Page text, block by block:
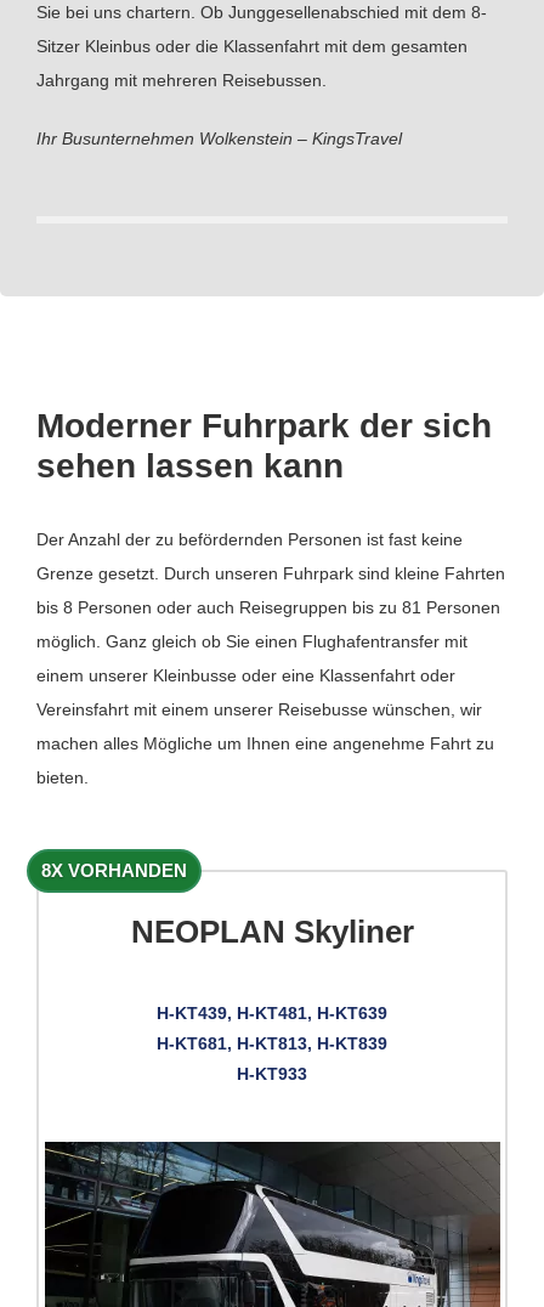
Sie bei uns chartern. Ob Junggesellenabschied mit dem 8-
Sitzer Kleinbus oder die Klassenfahrt mit dem gesamten
Jahrgang mit mehreren Reisebussen.
Ihr Busunternehmen Wolkenstein – KingsTravel
Moderner Fuhrpark der sich
sehen lassen kann
Der Anzahl der zu befördernden Personen ist fast keine
Grenze gesetzt. Durch unseren Fuhrpark sind kleine Fahrten
bis 8 Personen oder auch Reisegruppen bis zu 81 Personen
möglich. Ganz gleich ob Sie einen Flughafentransfer mit
einem unserer Kleinbusse oder eine Klassenfahrt oder
Vereinsfahrt mit einem unserer Reisebusse wünschen, wir
machen alles Mögliche um Ihnen eine angenehme Fahrt zu
bieten.
8X VORHANDEN
NEOPLAN Skyliner
H-KT439, H-KT481, H-KT639
H-KT681, H-KT813, H-KT839
H-KT933